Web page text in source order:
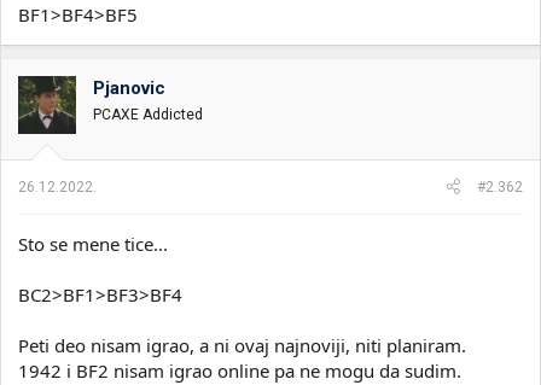
BF1>BF4>BF5
Pjanovic
PCAXE Addicted
26.12.2022. #2.362
Sto se mene tice...
BC2>BF1>BF3>BF4
Peti deo nisam igrao, a ni ovaj najnoviji, niti planiram.
1942 i BF2 nisam igrao online pa ne mogu da sudim.